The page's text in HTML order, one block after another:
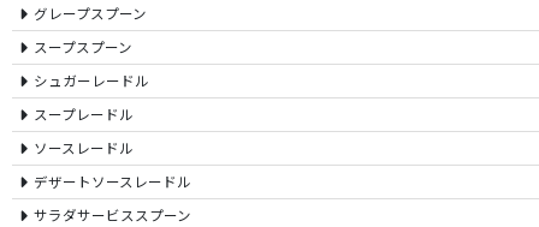
グレープスプーン
スープスプーン
シュガーレードル
スープレードル
ソースレードル
デザートソースレードル
サラダサービススプーン